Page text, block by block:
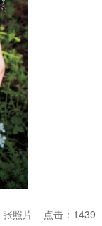
张照片 点击： 1439